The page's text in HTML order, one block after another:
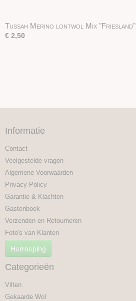
Tussah Merino lontwol Mix "Friesland"
€ 2,50
Informatie
Contact
Veelgestelde vragen
Algemene Voorwaarden
Privacy Policy
Garantie & Klachten
Gastenboek
Verzenden en Retourneren
Foto's van Klanten
Herroeping
Categorieën
Vilten
Gekaarde Wol